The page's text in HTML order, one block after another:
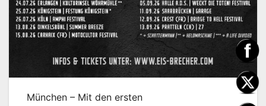
München – Mit den ersten